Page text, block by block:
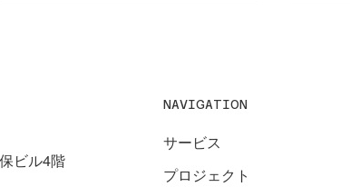
6年間の感謝をこめて。
ビル4階
NAVIGATION
サービス
プロジェクト